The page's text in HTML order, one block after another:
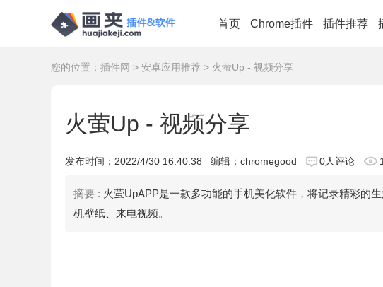
首页 Chrome插件 插件推荐
您的位置： 插件网 > 安卓应用推荐 > 火萤Up - 视频分享
火萤Up - 视频分享
发布时间： 2022/4/30 16:40:38 编辑：chromegood 0人评论
摘要 : 火萤UpAPP是一款多功能的手机美化软件，将记录精彩的
机壁纸、来电视频。